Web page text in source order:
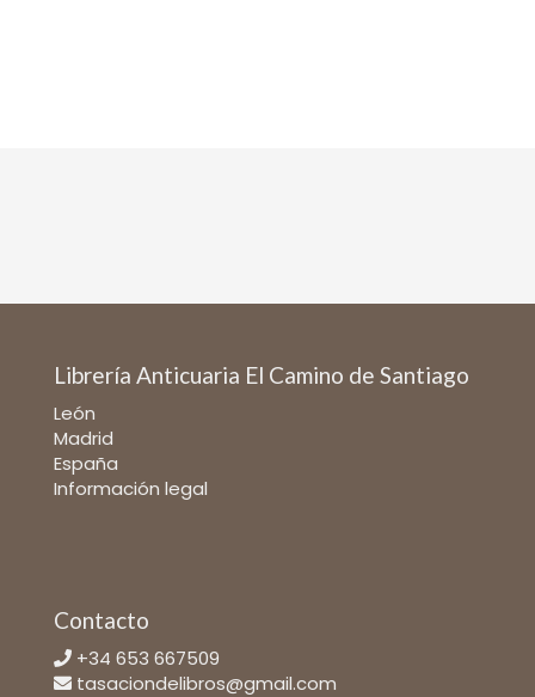
Librería Anticuaria El Camino de Santiago
León
Madrid
España
Información legal
Contacto
+34 653 667509
tasaciondelibros@gmail.com